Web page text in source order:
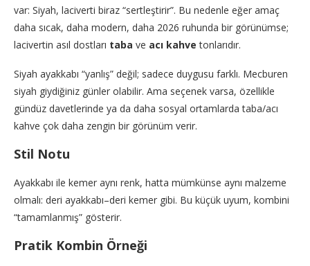
var: Siyah, laciverti biraz “sertleştirir”. Bu nedenle eğer amaç
daha sıcak, daha modern, daha 2026 ruhunda bir görünümse;
lacivertin asıl dostları taba ve acı kahve tonlarıdır.
Siyah ayakkabı “yanlış” değil; sadece duygusu farklı. Mecburen
siyah giydiğiniz günler olabilir. Ama seçenek varsa, özellikle
gündüz davetlerinde ya da daha sosyal ortamlarda taba/acı
kahve çok daha zengin bir görünüm verir.
Stil Notu
Ayakkabı ile kemer aynı renk, hatta mümkünse aynı malzeme
olmalı: deri ayakkabı–deri kemer gibi. Bu küçük uyum, kombini
“tamamlanmış” gösterir.
Pratik Kombin Örneği